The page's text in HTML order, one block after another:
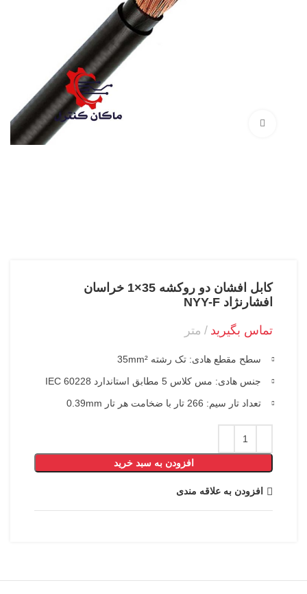
کابل افشان دو روکشه 35×1 خراسان
افشارنژاد NYY-F
تماس بگیرید متر
سطح مقطع هادی: تک رشته 35mm²
جنس هادی: مس کلاس 5 مطابق استاندارد IEC 60228
تعداد تار سیم: 266 تار با ضخامت هر تار 0.39mm
افزودن به سبد خرید
افزودن به علاقه مندی